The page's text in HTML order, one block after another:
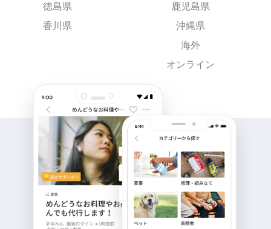
徳島県
香川県
鹿児島県
沖縄県
海外
オンライン